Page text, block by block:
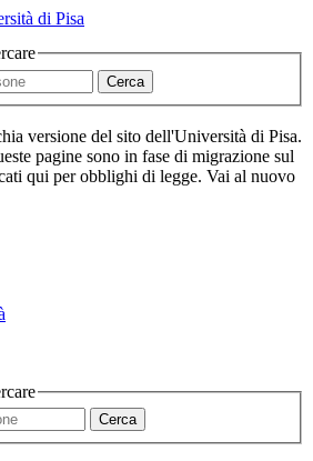
Cerca
versione del sito dell'Università di Pisa.
pagine sono in fase di migrazione sul
qui per obblighi di legge. Vai al nuovo
Cerca